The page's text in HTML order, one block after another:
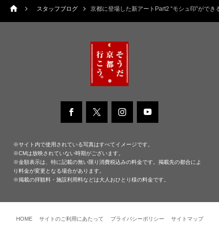
スタッフブログ 京都に登場した新アートPart2 “モシュ印”ができ
※サイト内で使用されている写真はすべてイメージです。
※CMは放映されていない時期がございます。
※金額表示は、特に記載の無い限り消費税込みの料金です。掲載先の都合によ
り料金が変更となる場合があります。
※掲載の拝観料・施設利用料などは大人おひとり様の料金です。
HOME サイトのご利用にあたって プライバシーポリシー サイトマップ